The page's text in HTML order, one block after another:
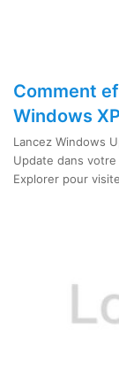
Comment
Windows
Lancez Windows
Update dans
Explorer pour